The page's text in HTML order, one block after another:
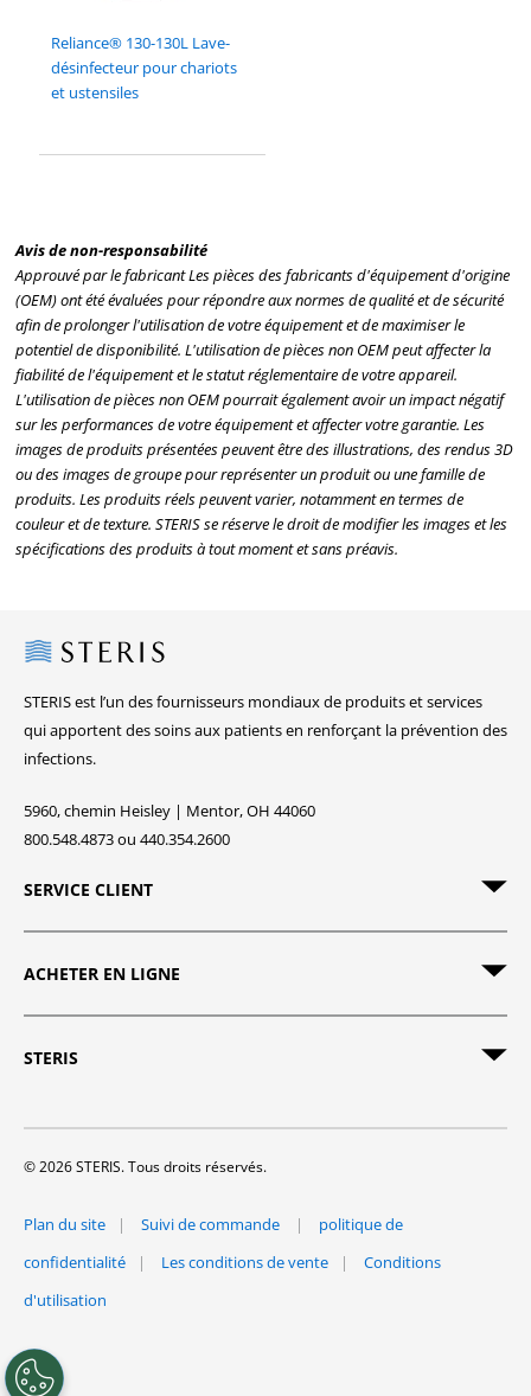
Reliance® 130-130L Lave-
désinfecteur pour chariots
et ustensiles
Avis de non-responsabilité
Approuvé par le fabricant Les pièces des fabricants d'équipement d'origine
(OEM) ont été évaluées pour répondre aux normes de qualité et de sécurité
afin de prolonger l'utilisation de votre équipement et de maximiser le
potentiel de disponibilité. L'utilisation de pièces non OEM peut affecter la
fiabilité de l'équipement et le statut réglementaire de votre appareil.
L'utilisation de pièces non OEM pourrait également avoir un impact négatif
sur les performances de votre équipement et affecter votre garantie. Les
images de produits présentées peuvent être des illustrations, des rendus 3D
ou des images de groupe pour représenter un produit ou une famille de
produits. Les produits réels peuvent varier, notamment en termes de
couleur et de texture. STERIS se réserve le droit de modifier les images et les
spécifications des produits à tout moment et sans préavis.
Steris
STERIS est l’un des fournisseurs mondiaux de produits et services
qui apportent des soins aux patients en renforçant la prévention des
infections.
5960, chemin Heisley | Mentor, OH 44060
800.548.4873 ou 440.354.2600
SERVICE CLIENT
ACHETER EN LIGNE
STERIS
© 2026 STERIS. Tous droits réservés.
Plan du site Suivi de commande
politique de
confidentialité
Les conditions de vente
Conditions
d'utilisation